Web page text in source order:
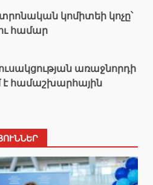
կոմիտեի կոչը՝
համար
առաջնորդի
համաշխարհային